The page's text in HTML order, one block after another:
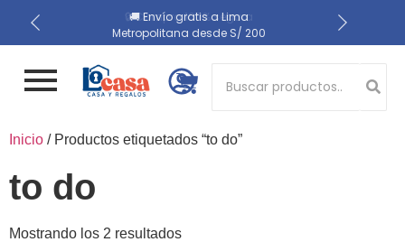
🚚 Envío gratis a Lima
Metropolitana desde S/ 200
🔒 Compra 100% segura
📍 Recojo en almacén el
mismo día
Button 1
Button 2
Inicio / Productos etiquetados “to do”
to do
Mostrando los 2 resultados